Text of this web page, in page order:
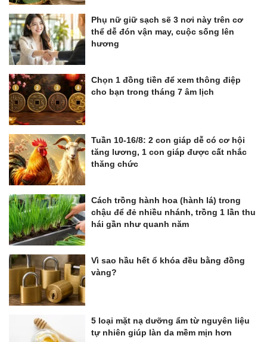
Phụ nữ giữ sạch sẽ 3 nơi này trên cơ
thể dễ đón vận may, cuộc sống lên
hương
Chọn 1 đồng tiền để xem thông điệp
cho bạn trong tháng 7 âm lịch
Tuần 10-16/8: 2 con giáp dễ có cơ hội
tăng lương, 1 con giáp được cất nhắc
thăng chức
Cách trồng hành hoa (hành lá) trong
chậu để đẻ nhiều nhánh, trồng 1 lần thu
hái gần như quanh năm
Vì sao hầu hết ổ khóa đều bằng đồng
vàng?
5 loại mặt nạ dưỡng ẩm từ nguyên liệu
tự nhiên giúp làn da mềm mịn hơn